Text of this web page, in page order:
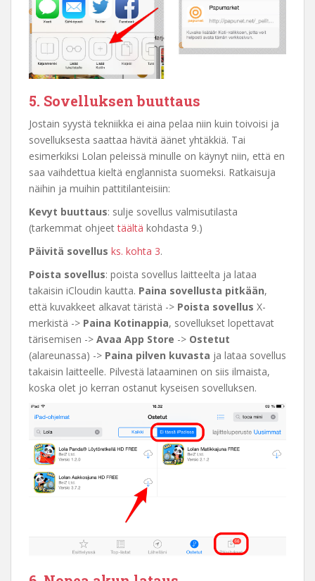
5. Sovelluksen buuttaus
Jostain syystä tekniikka ei aina pelaa niin kuin toivoisi ja
sovelluksesta saattaa hävitä äänet yhtäkkiä. Tai
esimerkiksi Lolan peleissä minulle on käynyt niin, että en
saa vaihdettua kieltä englannista suomeksi. Ratkaisuja
näihin ja muihin pattitilanteisiin:
Kevyt buuttaus: sulje sovellus valmisutilasta
(tarkemmat ohjeettäältä kohdasta 9.)
Päivitä sovellus ks. kohta 3.
Poista sovellus: poista sovellus laitteelta ja lataa
takaisin iCloudin kautta. Paina sovellusta pitkään,
että kuvakkeet alkavat täristä -> Poista sovellus X-
merkistä -> Paina Kotinappia, sovellukset lopettavat
tärisemisen -> Avaa App Store -> Ostetut
(alareunassa) -> Paina pilven kuvasta ja lataa sovellus
takaisin laitteelle. Pilvestä lataaminen on siis ilmaista,
koska olet jo kerran ostanut kyseisen sovelluksen.